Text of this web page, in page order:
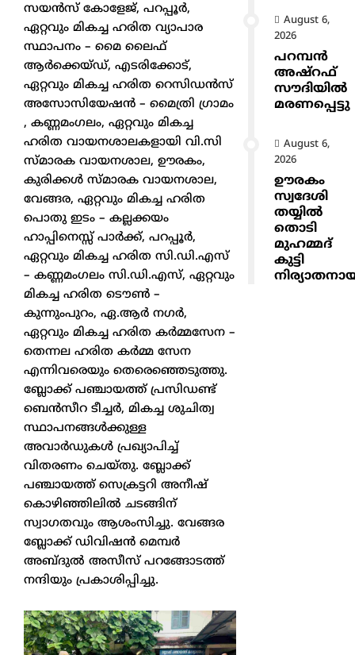
സയൻസ് കോളേജ്, പറപ്പൂർ,
ഏറ്റവും മികച്ച ഹരിത വ്യാപാര
സ്ഥാപനം – മൈ ലൈഫ്
ആർക്കെയ്ഡ്, എടരിക്കോട്,
ഏറ്റവും മികച്ച ഹരിത റെസിഡൻസ്
അസോസിയേഷൻ – മൈത്രി ഗ്രാമം
, കണ്ണമംഗലം, ഏറ്റവും മികച്ച
ഹരിത വായനശാലകളായി വി.സി
സ്മാരക വായനശാല, ഊരകം,
കുരിക്കൾ സ്മാരക വായനശാല,
വേങ്ങര, ഏറ്റവും മികച്ച ഹരിത
പൊതു ഇടം – കല്ലക്കയം
ഹാപ്പിനെസ്സ് പാർക്ക്, പറപ്പൂർ,
ഏറ്റവും മികച്ച ഹരിത സി.ഡി.എസ്
– കണ്ണമംഗലം സി.ഡി.എസ്, ഏറ്റവും
മികച്ച ഹരിത ടൌൺ –
കുന്നുംപുറം, ഏ.ആർ നഗർ,
ഏറ്റവും മികച്ച ഹരിത കർമ്മസേന –
തെന്നല ഹരിത കർമ്മ സേന
എന്നിവരെയും തെരെഞ്ഞെടുത്തു.
ബ്ലോക്ക് പഞ്ചായത്ത് പ്രസിഡണ്ട്
ബെൻസീറ ടീച്ചർ, മികച്ച ശുചിത്വ
സ്ഥാപനങ്ങൾക്കുള്ള
അവാർഡുകൾ പ്രഖ്യാപിച്ച്
വിതരണം ചെയ്തു. ബ്ലോക്ക്
പഞ്ചായത്ത് സെക്രട്ടറി അനീഷ്
കൊഴിഞ്ഞിലിൽ ചടങ്ങിന്
സ്വാഗതവും ആശംസിച്ചു. വേങ്ങര
ബ്ലോക്ക് ഡിവിഷൻ മെമ്പർ
അബ്ദുൽ അസീസ് പറങ്ങോടത്ത്
നന്ദിയും പ്രകാശിപ്പിച്ചു.
August 6,
2026
പറമ്പൻ
അഷ്‌റഫ്
സൗദിയിൽ
മരണപ്പെട്ടു
August 6,
2026
ഊരകം
സ്വദേശി
തയ്യിൽ
തൊടി
മുഹമ്മദ്
കുട്ടി